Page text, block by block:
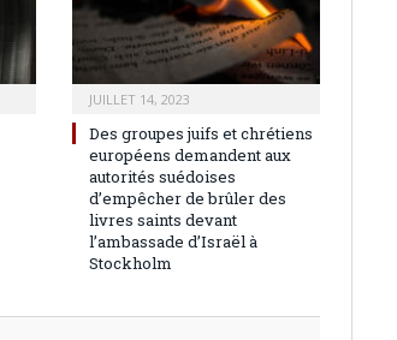
JUILLET 14, 2023
Des groupes juifs et chrétiens
européens demandent aux
autorités suédoises
d’empêcher de brûler des
livres saints devant
l’ambassade d’Israël à
Stockholm